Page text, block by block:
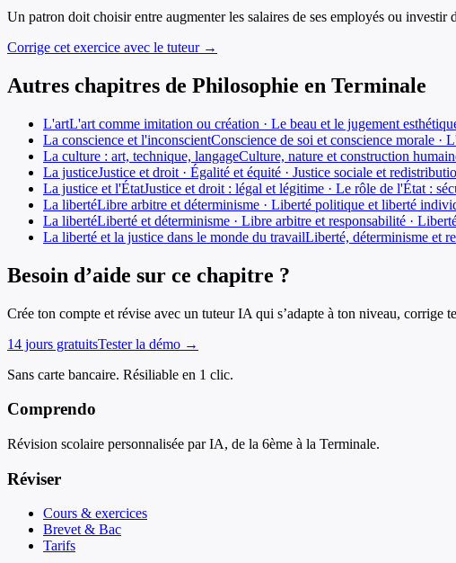
Un patron doit choisir entre augmenter les salaires de ses employés ou
Corrige cet exercice avec le tuteur →
Autres chapitres de Philosophie en Terminale
L'artL'art comme imitation ou création · Le beau et le jugement
La conscience et l'inconscientConscience de soi et conscience morale ·
La culture : art, technique, langageCulture, nature et construction
La justiceJustice et droit · Égalité et équité · Justice sociale et
La justice et l'ÉtatJustice et droit : légal et légitime · Le rôle de l'État :
La libertéLibre arbitre et déterminisme · Liberté politique et liberté
La libertéLiberté et déterminisme · Libre arbitre et responsabilité ·
La liberté et la justice dans le monde du travailLiberté, déterminisme et
Besoin d’aide sur ce chapitre ?
Crée ton compte et révise avec un tuteur IA qui s’adapte à ton niveau, corrige
14 jours gratuitsTester la démo →
Sans carte bancaire. Résiliable en 1 clic.
Comprendo
Révision scolaire personnalisée par IA, de la 6ème à la Terminale.
Réviser
Cours & exercices
Brevet & Bac
Tarifs